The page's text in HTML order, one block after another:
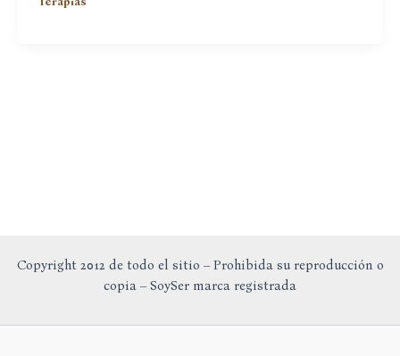
Chakras
Copyright 2012 de todo el sitio – Prohibida su reproducción o
copia – SoySer marca registrada